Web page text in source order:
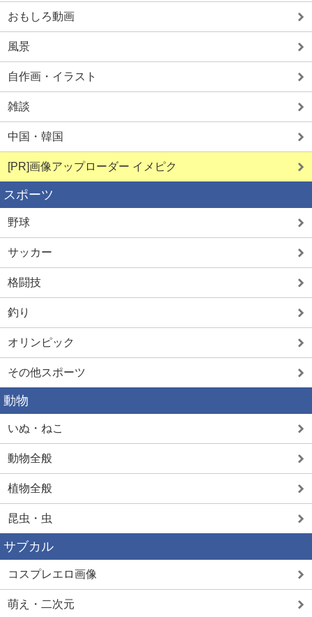
おもしろ動画
風景
自作画・イラスト
雑談
中国・韓国
[PR]画像アップローダー イメピク
スポーツ
野球
サッカー
格闘技
釣り
オリンピック
その他スポーツ
動物
いぬ・ねこ
動物全般
植物全般
昆虫・虫
サブカル
コスプレエロ画像
萌え・二次元